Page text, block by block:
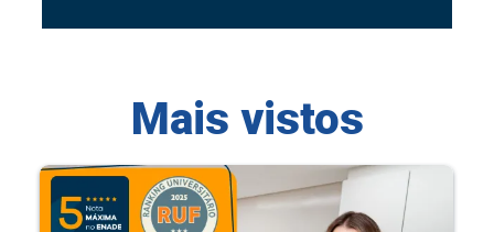
Mais vistos